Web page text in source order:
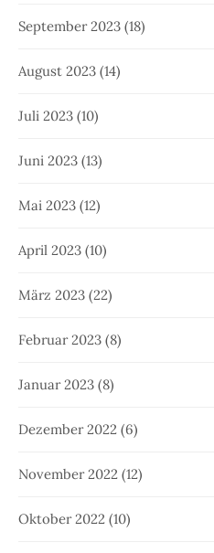
September 2023 (18)
August 2023 (14)
Juli 2023 (10)
Juni 2023 (13)
Mai 2023 (12)
April 2023 (10)
März 2023 (22)
Februar 2023 (8)
Januar 2023 (8)
Dezember 2022 (6)
November 2022 (12)
Oktober 2022 (10)